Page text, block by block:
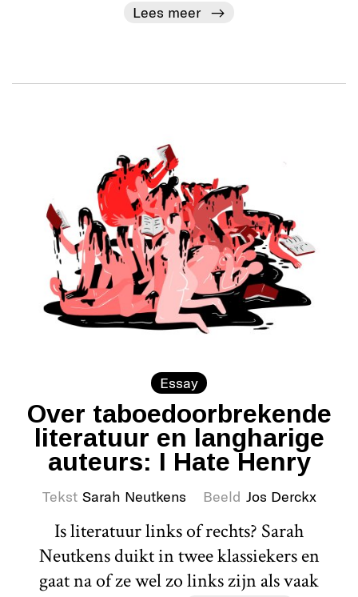
Lees meer
Essay
Over taboedoorbrekende
literatuur en langharige
auteurs: I Hate Henry
Tekst Sarah Neutkens Beeld Jos Derckx
Is literatuur links of rechts? Sarah
Neutkens duikt in twee klassiekers en
gaat na of ze wel zo links zijn als vaak